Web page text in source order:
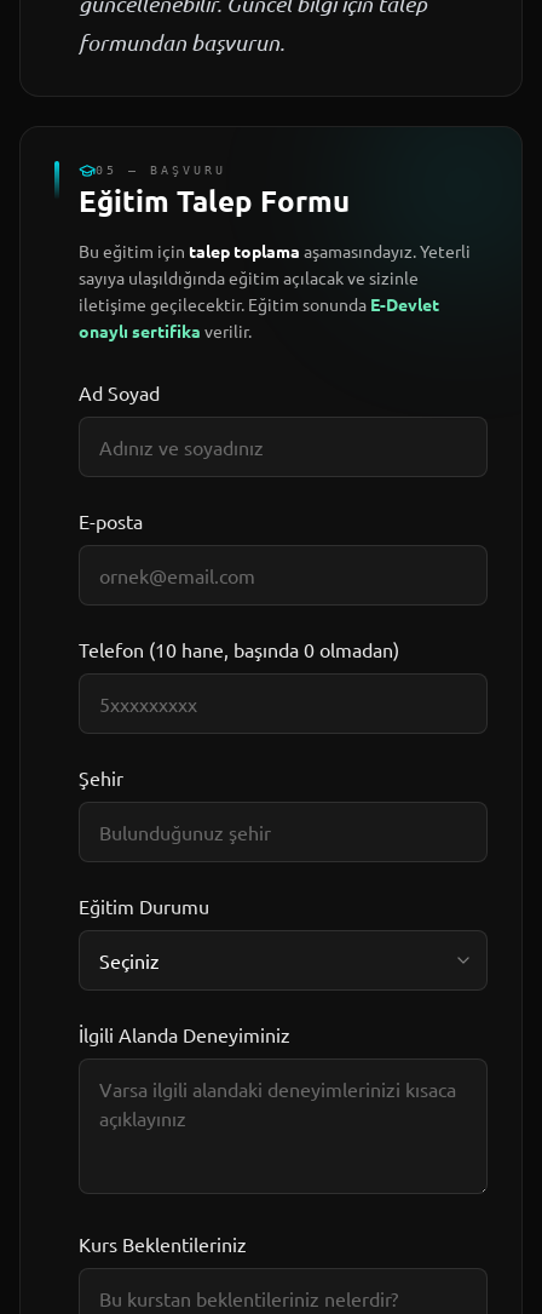
formundan başvurun.
05 — BAŞVURU
Eğitim Talep Formu
Bu eğitim için talep toplama aşamasındayız. Yeterli
sayıya ulaşıldığında eğitim açılacak ve sizinle
iletişime geçilecektir. Eğitim sonunda E-Devlet
onaylı sertifika verilir.
Ad Soyad
E-posta
Telefon (10 hane, başında 0 olmadan)
Şehir
Eğitim Durumu
İlgili Alanda Deneyiminiz
Kurs Beklentileriniz